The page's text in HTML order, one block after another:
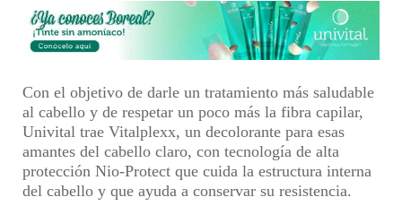
Con el objetivo de darle un tratamiento más saludable
al cabello y de respetar un poco más la fibra capilar,
Univital trae Vitalplexx, un decolorante para esas
amantes del cabello claro, con tecnología de alta
protección Nio-Protect que cuida la estructura interna
del cabello y que ayuda a conservar su resistencia.